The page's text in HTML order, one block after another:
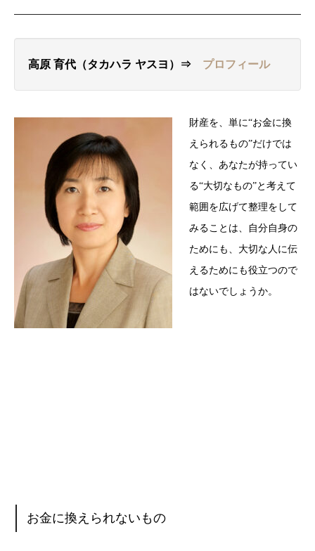
高原 育代（タカハラ ヤスヨ）⇒ プロフィール
財産を、単に“お金に換
えられるもの”だけでは
なく、あなたが持ってい
る“大切なもの”と考えて
範囲を広げて整理をして
みることは、自分自身の
ためにも、大切な人に伝
えるためにも役立つので
はないでしょうか。
お金に換えられないもの